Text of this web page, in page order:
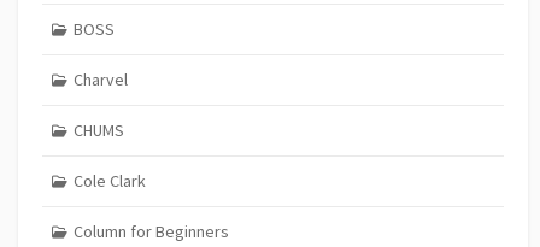
BOSS
Charvel
CHUMS
Cole Clark
Column for Beginners